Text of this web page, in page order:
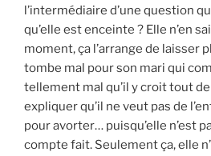
l’intermédiaire d’une question
qu’elle est enceinte ? Elle n’en
moment, ça l’arrange de laisser
tombe mal pour son mari qui
tellement mal qu’il y croit tout
expliquer qu’il ne veut pas de
pour avorter… puisqu’elle n’est
compte fait. Seulement ça, elle